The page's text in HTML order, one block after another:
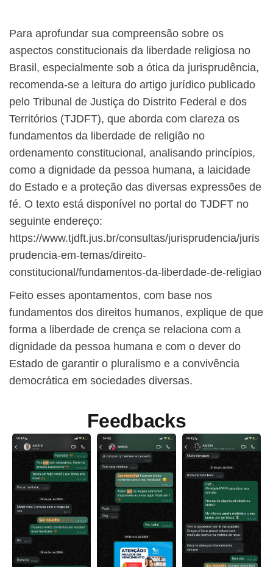
Para aprofundar sua compreensão sobre os
aspectos constitucionais da liberdade religiosa no
Brasil, especialmente sob a ótica da jurisprudência,
recomenda-se a leitura do artigo jurídico publicado
pelo Tribunal de Justiça do Distrito Federal e dos
Territórios (TJDFT), que aborda com clareza os
fundamentos da liberdade de religião no
ordenamento constitucional, analisando princípios,
como a dignidade da pessoa humana, a laicidade
do Estado e a proteção das diversas expressões de
fé. O texto está disponível no portal do TJDFT no
seguinte endereço:
https://www.tjdft.jus.br/consultas/jurisprudencia/juris
prudencia-em-temas/direito-
constitucional/fundamentos-da-liberdade-de-religiao
Feito esses apontamentos, com base nos
fundamentos dos direitos humanos, explique de que
forma a liberdade de crença se relaciona com a
dignidade da pessoa humana e com o dever do
Estado de garantir o pluralismo e a convivência
democrática em sociedades diversas.
Feedbacks